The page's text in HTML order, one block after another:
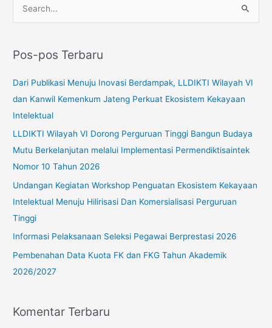
iPos-pos Terbaru
Dari Publikasi Menuju Inovasi Berdampak, LLDIKTI Wilayah VI
dan Kanwil Kemenkum Jateng Perkuat Ekosistem Kekayaan
Intelektual
LLDIKTI Wilayah VI Dorong Perguruan Tinggi Bangun Budaya
Mutu Berkelanjutan melalui Implementasi Permendiktisaintek
Nomor 10 Tahun 2026
Undangan Kegiatan Workshop Penguatan Ekosistem Kekayaan
Intelektual Menuju Hilirisasi Dan Komersialisasi Perguruan
Tinggi
Informasi Pelaksanaan Seleksi Pegawai Berprestasi 2026
Pembenahan Data Kuota FK dan FKG Tahun Akademik
2026/2027
Komentar Terbaru